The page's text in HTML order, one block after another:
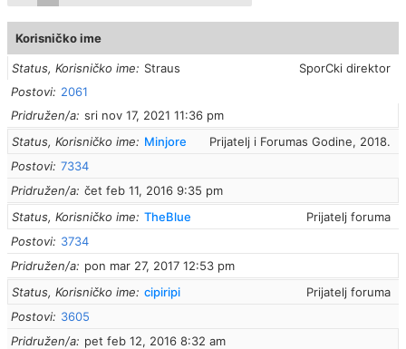
Korisničko ime
Status, Korisničko ime SporCki direktor
Straus
Postovi
2061
Pridružen/a sri nov 17, 2021 11:36 pm
Status, Korisničko ime
Prijatelj i Forumas Godine, 2018.
Minjore
Postovi 7334
Pridružen/a čet feb 11, 2016 9:35 pm
Status, Korisničko ime
Prijatelj foruma
TheBlue
Postovi
3734
Pridružen/a
pon mar 27, 2017 12:53 pm
Status, Korisničko ime
Prijatelj foruma
cipiripi
Postovi
3605
Pridružen/a
pet feb 12, 2016 8:32 am